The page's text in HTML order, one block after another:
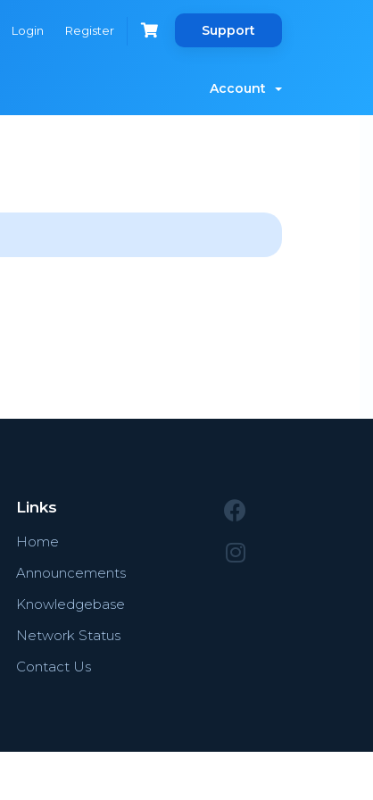
Login Register Support
Account
Links
Home
Announcements
Knowledgebase
Network Status
Contact Us